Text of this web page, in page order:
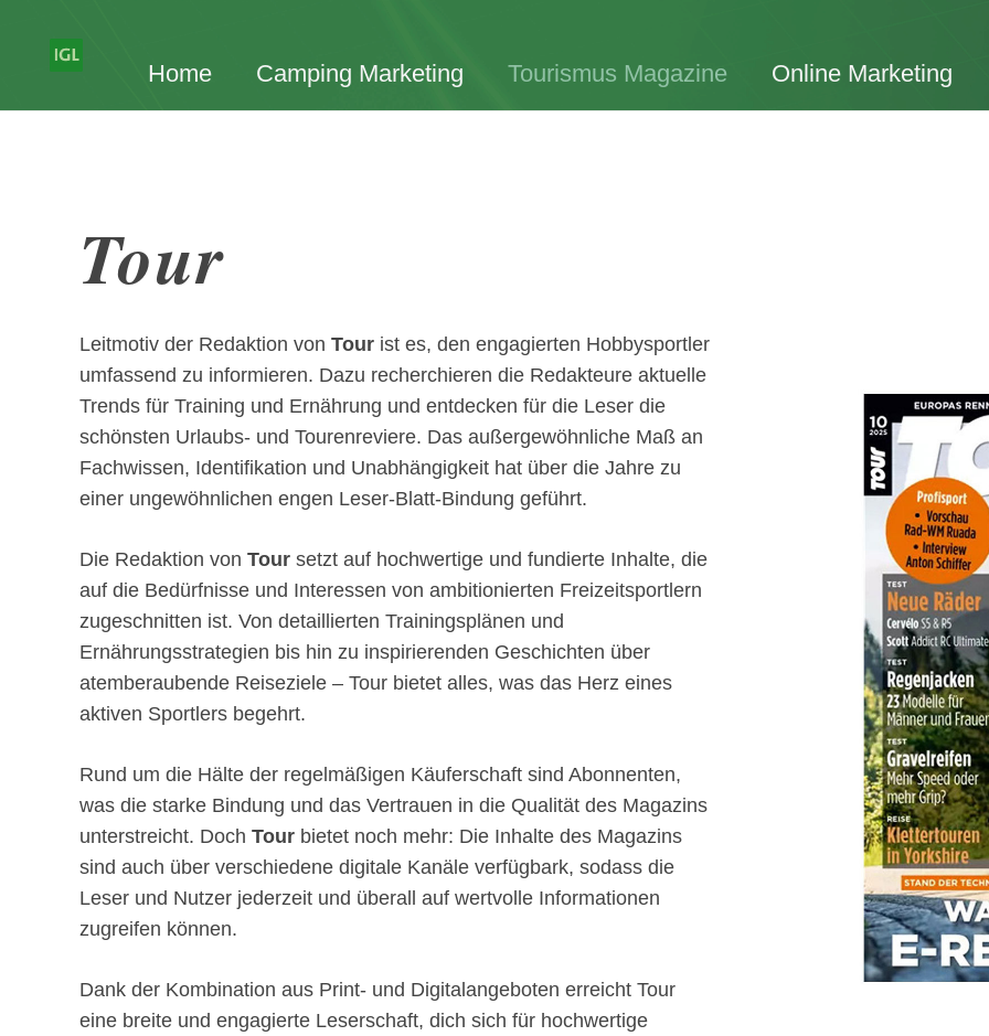
Home Camping Marketing Tourismus Magazine Online Marketing
Tour
Leitmotiv der Redaktion von Tour ist es, den engagierten Hobbysportler
umfassend zu informieren. Dazu recherchieren die Redakteure aktuelle
Trends für Training und Ernährung und entdecken für die Leser die
schönsten Urlaubs- und Tourenreviere. Das außergewöhnliche Maß an
Fachwissen, Identifikation und Unabhängigkeit hat über die Jahre zu
einer ungewöhnlichen engen Leser-Blatt-Bindung geführt.
Die Redaktion von Tour setzt auf hochwertige und fundierte Inhalte, die
auf die Bedürfnisse und Interessen von ambitionierten Freizeitsportlern
zugeschnitten ist. Von detaillierten Trainingsplänen und
Ernährungsstrategien bis hin zu inspirierenden Geschichten über
atemberaubende Reiseziele – Tour bietet alles, was das Herz eines
aktiven Sportlers begehrt.
Rund um die Hälte der regelmäßigen Käuferschaft sind Abonnenten,
was die starke Bindung und das Vertrauen in die Qualität des Magazins
unterstreicht. Doch Tour bietet noch mehr: Die Inhalte des Magazins
sind auch über verschiedene digitale Kanäle verfügbark, sodass die
Leser und Nutzer jederzeit und überall auf wertvolle Informationen
zugreifen können.
Dank der Kombination aus Print- und Digitalangeboten erreicht Tour
eine breite und engagierte Leserschaft, dich sich für hochwertige